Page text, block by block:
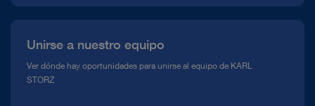
Unirse a nuestro equipo
Ver dónde hay oportunidades para unirse al equipo de KARL
STORZ